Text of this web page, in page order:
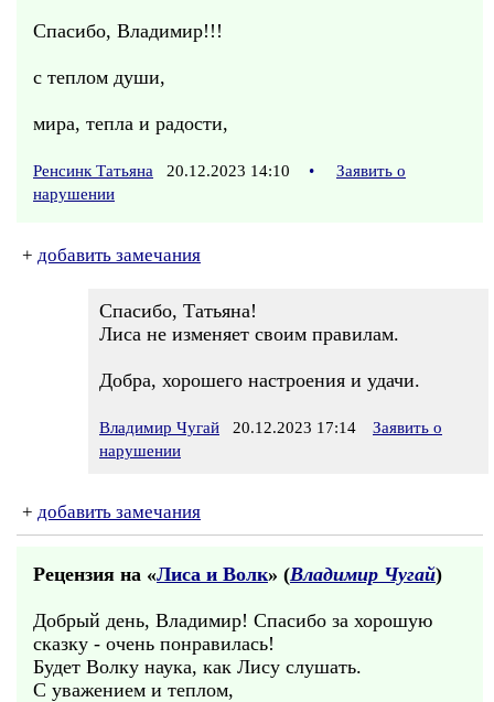
Спасибо, Владимир!!!
с теплом души,
мира, тепла и радости,
Ренсинк Татьяна 20.12.2023 14:10 •
Заявить о
нарушении
+ добавить замечания
Спасибо, Татьяна!
Лиса не изменяет своим правилам.
Добра, хорошего настроения и удачи.
Владимир Чугай 20.12.2023 17:14
Заявить о
нарушении
+ добавить замечания
Рецензия на «Лиса и Волк» (Владимир Чугай)
Добрый день, Владимир! Спасибо за хорошую
сказку - очень понравилась!
Будет Волку наука, как Лису слушать.
С уважением и теплом,